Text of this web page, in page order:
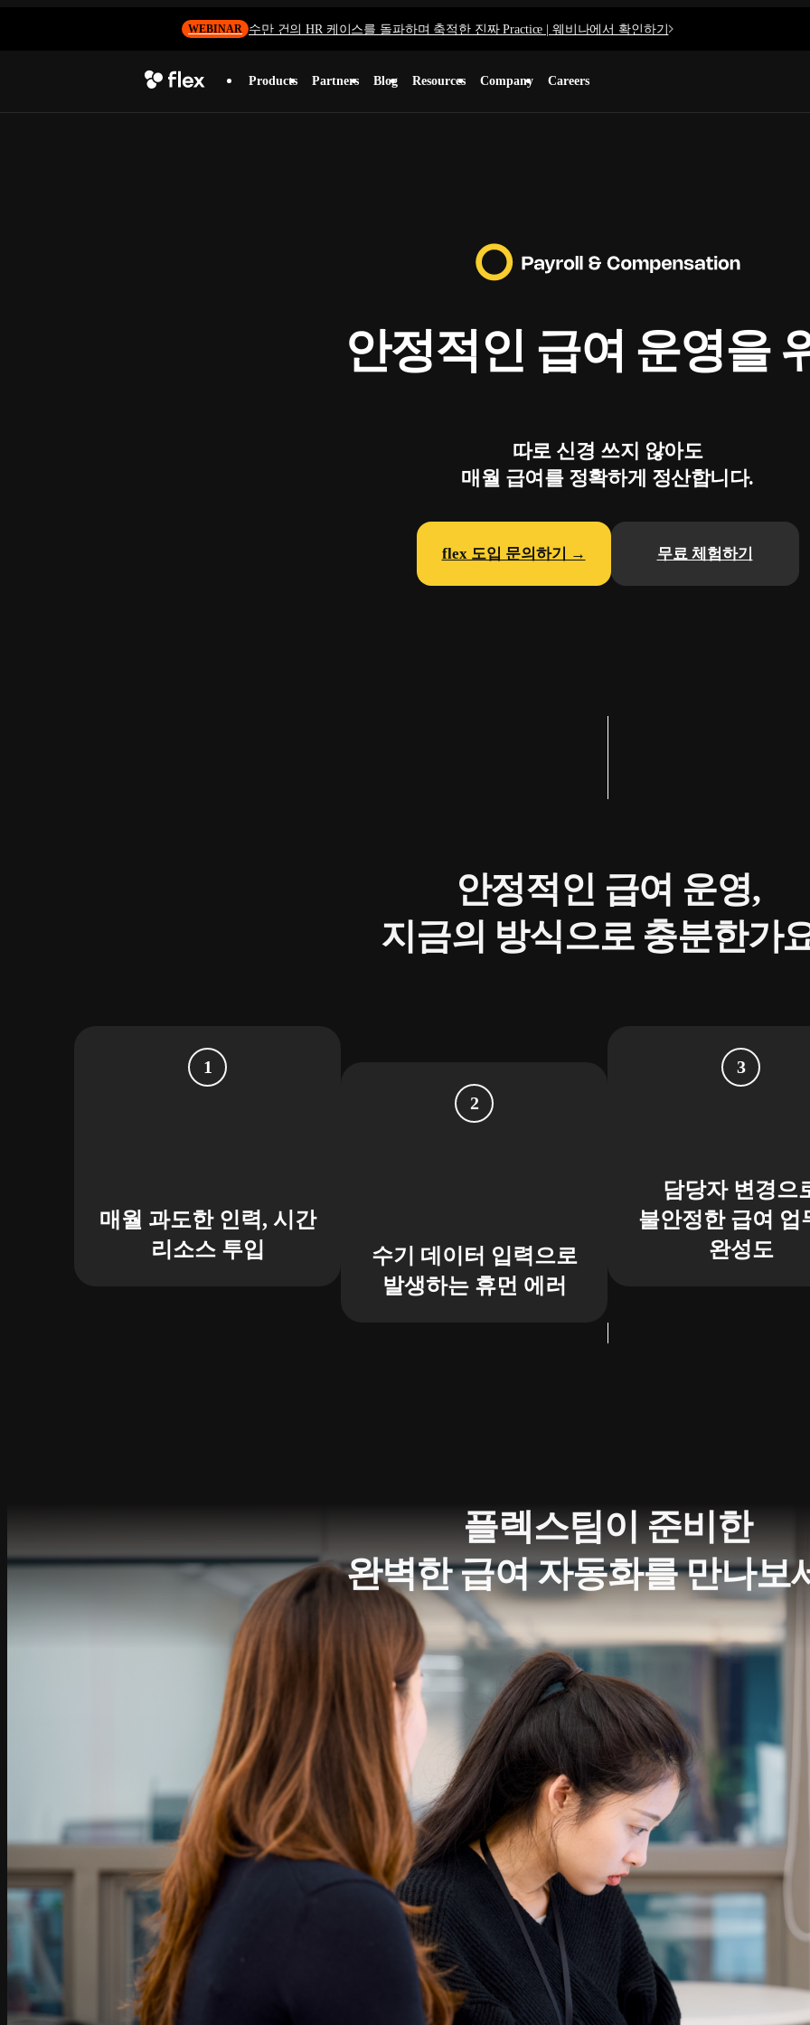
WEBINAR 수만 건의 HR 케이스를 돌파하며 축적한 진짜 Practice | 웨비나에서 확인하기
Products Partners Blog Resources Company Careers
안정적인 급여 운영을
따로 신경 쓰지 않아도
매월 급여를 정확하게 정산합니다.
flex 도입 문의하기 → 무료 체험하기
안정적인 급여 운영,
지금의 방식으로 충분한가
매월 과도한 인력, 시간
리소스 투입
수기 데이터 입력으로
발생하는 휴먼 에러
담당자 변경으
불안정한 급여 업
완성도
플렉스팀이 준비한
완벽한 급여 자동화를 만나보